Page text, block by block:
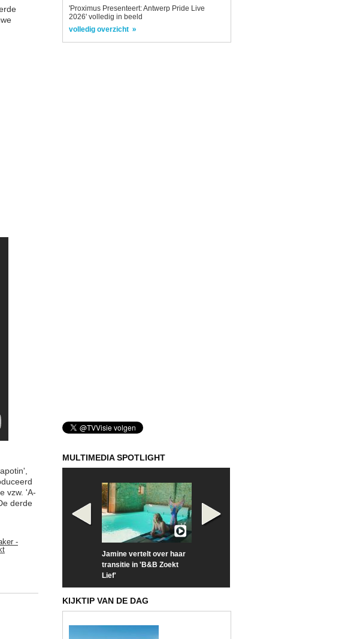
vzw. 'A-
derde
-
'Proximus Presenteert: Antwerp Pride Live
2026' volledig in beeld
volledig overzicht
MULTIMEDIA SPOTLIGHT
Jamine vertelt over haar
transitie in 'B&B Zoekt
Lief'
KIJKTIP VAN DE DAG